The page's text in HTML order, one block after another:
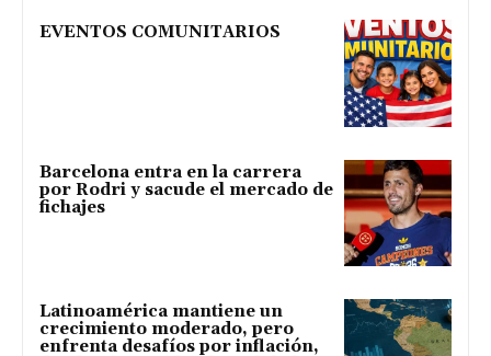
EVENTOS COMUNITARIOS
Barcelona entra en la carrera
por Rodri y sacude el mercado de
fichajes
Latinoamérica mantiene un
crecimiento moderado, pero
enfrenta desafíos por inflación,